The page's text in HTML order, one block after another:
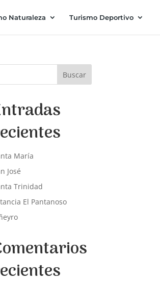
Naturaleza Turismo Deportivo
Buscar
María
José
Trinidad
El Pantanoso